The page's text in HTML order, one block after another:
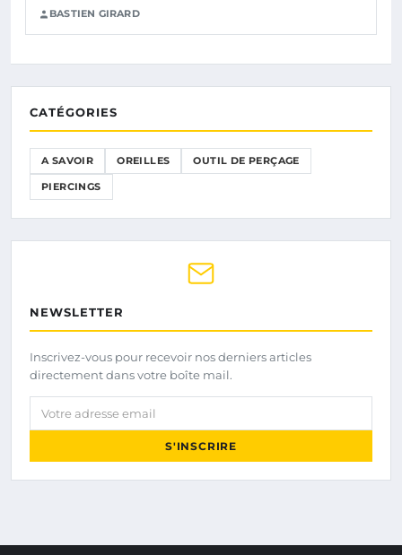
BASTIEN GIRARD
CATÉGORIES
A SAVOIR OREILLES OUTIL DE PERÇAGE
PIERCINGS
NEWSLETTER
Inscrivez-vous pour recevoir nos derniers articles
directement dans votre boîte mail.
Votre adresse email
S'INSCRIRE